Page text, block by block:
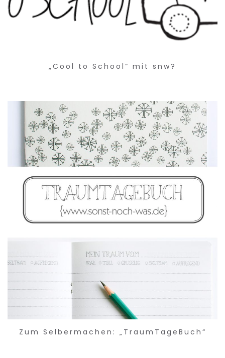
„Cool to School“ mit snw?
Zum Selbermachen: „TraumTageBuch“